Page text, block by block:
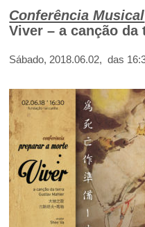
Conferência Musical
Viver – a canção da
Sábado, 2018.06.02, das